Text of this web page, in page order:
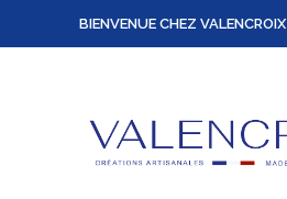
BIENVENUE CHEZ VALENCROIX